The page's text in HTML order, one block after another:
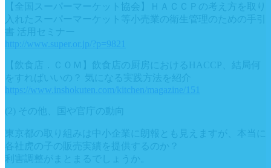
【全国スーパーマーケット協会】ＨＡＣＣＰの考え方を取り
入れたスーパーマーケット等小売業の衛生管理のための手引
書 活用セミナー
http://www.super.or.jp/?p=9821
【飲食店．ＣＯＭ】飲食店の厨房におけるHACCP、結局何
をすればいいの？ 気になる実践方法を紹介
https://www.inshokuten.com/kitchen/magazine/151
(2) その他、国や官庁の動向
東京都の取り組みは中小企業に朗報とも見えますが、本当に
各社虎の子の販売実績を提供するのか？
利害調整がまとまるでしょうか。